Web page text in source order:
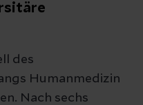
des
Humanmedizin
Nach sechs